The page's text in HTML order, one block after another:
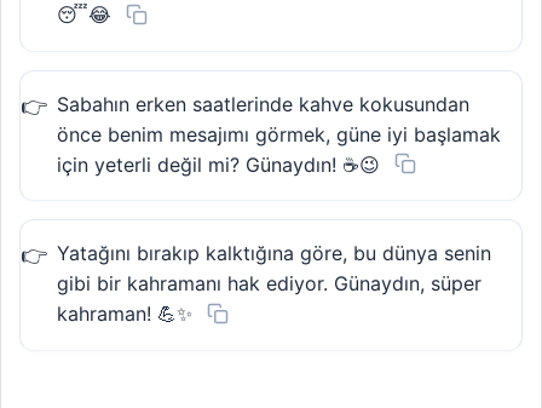
😴😂
Sabahın erken saatlerinde kahve kokusundan
önce benim mesajımı görmek, güne iyi başlamak
için yeterli değil mi? Günaydın! ☕😉
Yatağını bırakıp kalktığına göre, bu dünya senin
gibi bir kahramanı hak ediyor. Günaydın, süper
kahraman! 💪✨